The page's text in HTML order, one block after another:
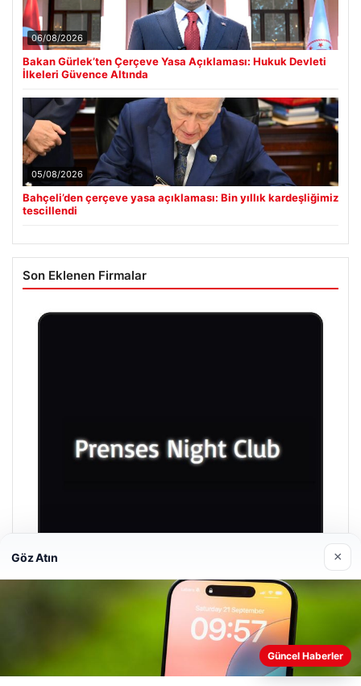
06/08/2026
Bakan Gürlek’ten Çerçeve Yasa Açıklaması: Hukuk Devleti
İlkeleri Güvence Altında
05/08/2026
Bahçeli’den çerçeve yasa açıklaması: Bin yıllık kardeşliğimiz
tescillendi
Son Eklenen Firmalar
Web sitemizi nasıl kullandığınızı daha iyi anlayabilmek,
Göz Atın ×
Güncel Haberler